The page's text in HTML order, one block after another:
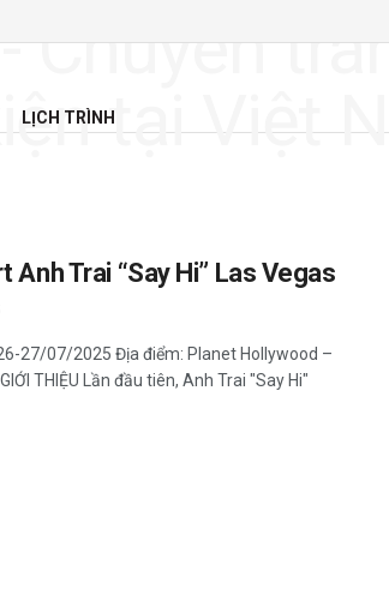
LỊCH TRÌNH
Anh Trai “Say Hi” Las Vegas
27/07/2025 Địa điểm: Planet Hollywood –
GIỚI THIỆU Lần đầu tiên, Anh Trai "Say Hi"